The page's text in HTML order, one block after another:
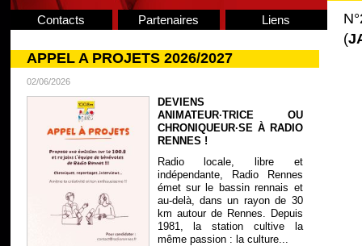
Contacts Partenaires Liens
APPEL A PROJETS 2026/2027
02/06/2026
DEVIENS
ANIMATEUR·TRICE OU
CHRONIQUEUR·SE À RADIO
RENNES !
Radio locale, libre et
indépendante, Radio Rennes
émet sur le bassin rennais et
au-delà, dans un rayon de 30
km autour de Rennes. Depuis
1981, la station cultive la
même passion : la culture...
(